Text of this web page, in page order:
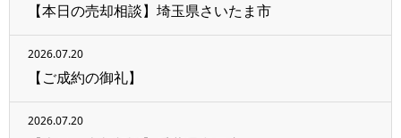
【本日の売却相談】埼玉県さいたま市
2026.07.20
【ご成約の御礼】
2026.07.20